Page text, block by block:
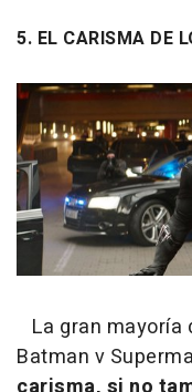
5. EL CARISMA DE
La gran mayoría
Batman v